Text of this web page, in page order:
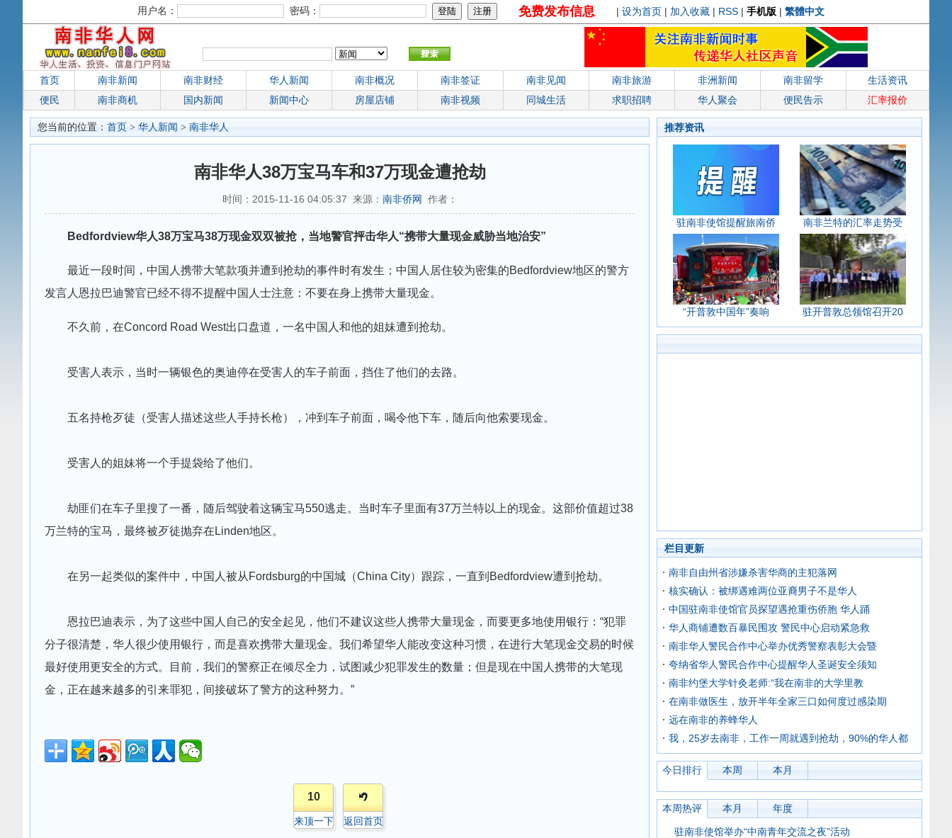
用户名： 密码： 免费发布信息 | 设为首页 | 加入收藏 | RSS | 手机版 | 繁體中文
首页 南非新闻 南非财经 华人新闻 南非概况 南非签证 南非见闻 南非旅游 非洲新闻 南非留学
生活资讯
便民
南非商机 国内新闻 新闻中心 房屋店铺 南非视频 同城生活 求职招聘 华人聚会 便民告示 汇率报价
您当前的位置： 首页 > 华人新闻 > 南非华人
南非华人38万宝马车和37万现金遭抢劫
时间：2015-11-16 04:05:37 来源： 南非侨网 作者：
Bedfordview华人38万宝马38万现金双双被抢，当地警官抨击华人“携带大量现金威胁当地治安”
最近一段时间，中国人携带大笔款项并遭到抢劫的事件时有发生；中国人居住较为密集的Bedfordview地区的警方
发言人恩拉巴迪警官已经不得不提醒中国人士注意：不要在身上携带大量现金。
不久前，在Concord Road West出口盘道，一名中国人和他的姐妹遭到抢劫。
受害人表示，当时一辆银色的奥迪停在受害人的车子前面，挡住了他们的去路。
五名持枪歹徒（受害人描述这些人手持长枪），冲到车子前面，喝令他下车，随后向他索要现金。
受害人的姐妹将一个手提袋给了他们。
劫匪们在车子里搜了一番，随后驾驶着这辆宝马550逃走。当时车子里面有37万兰特以上的现金。这部价值超过38
万兰特的宝马，最终被歹徒抛弃在Linden地区。
在另一起类似的案件中，中国人被从Fordsburg的中国城（China City）跟踪，一直到Bedfordview遭到抢劫。
恩拉巴迪表示，为了这些中国人自己的安全起见，他们不建议这些人携带大量现金，而要更多地使用银行：“犯罪
分子很清楚，华人很少使用银行，而是喜欢携带大量现金。我们希望华人能改变这种习惯，在进行大笔现金交易的时候
最好使用更安全的方式。目前，我们的警察正在倾尽全力，试图减少犯罪发生的数量；但是现在中国人携带的大笔现
金，正在越来越多的引来罪犯，间接破坏了警方的这种努力。”
10
来顶一下 返回首页
推荐资讯
驻南非使馆提醒旅南侨 南非兰特的汇率走势受
“开普敦中国年”奏响 驻开普敦总领馆召开20
栏目更新
南非自由州省涉嫌杀害华商的主犯落网
核实确认：被绑遇难两位亚裔男子不是华人
中国驻南非使馆官员探望遇抢重伤侨胞 华人踊
华人商铺遭数百暴民围攻 警民中心启动紧急救
南非华人警民合作中心举办优秀警察表彰大会暨
夸纳省华人警民合作中心提醒华人圣诞安全须知
南非约堡大学针灸老师:“我在南非的大学里教
在南非做医生，放开半年全家三口如何度过感染期
远在南非的养蜂华人
我，25岁去南非，工作一周就遇到抢劫，90%的华人都
今日排行 本周 本月
本周热评 本月 年度
驻南非使馆举办“中南青年交流之夜”活动